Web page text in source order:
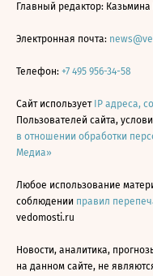
Главный редактор:
Электронная почта:
Телефон: +7 495 956-34-58
Сайт использует IP адреса,
Пользователей сайта,
в отношении обработки
Медиа»
Любое использование
соблюдении правил
vedomosti.ru
Новости, аналитика,
на данном сайте, не